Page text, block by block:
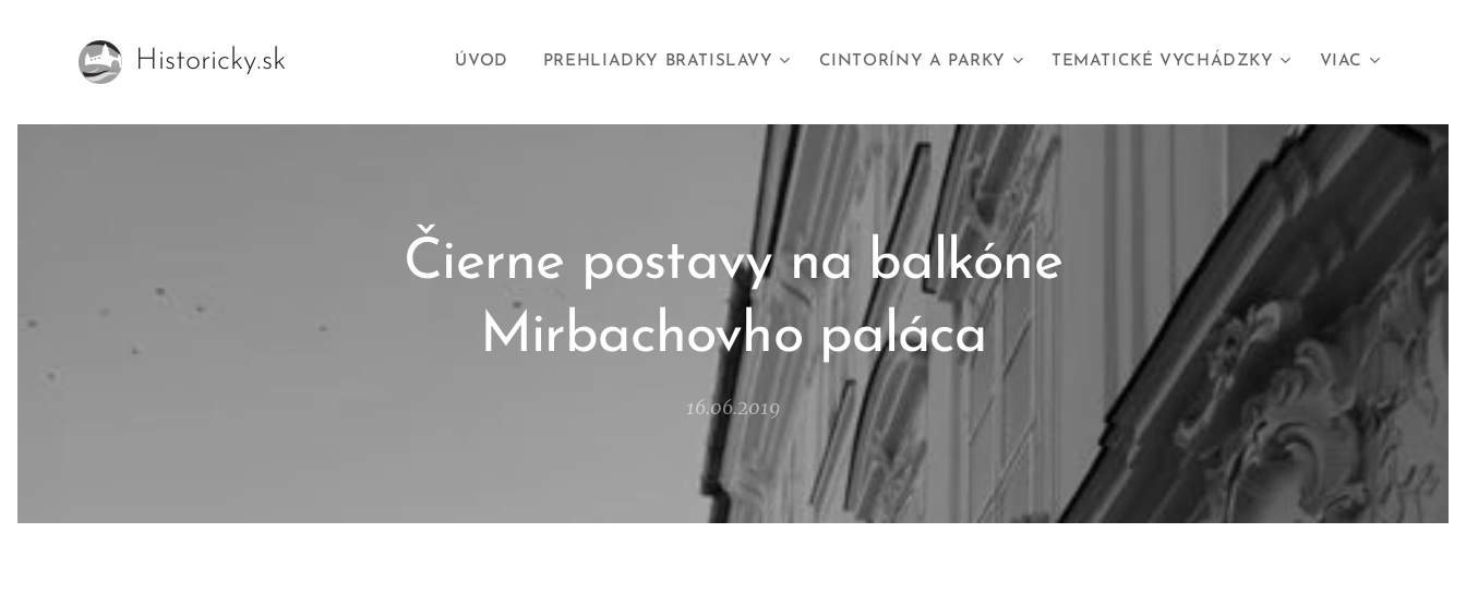
Historicky.sk ÚVOD PREHLIADKY BRATISLAVY CINTORÍNY A PARKY TEMATICKÉ VYCHÁDZKY VIAC
Čierne postavy na balkóne
Mirbachovho paláca
16.06.2019